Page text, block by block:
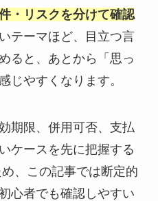
・リスクを分けて確認
テーマほど、目立つ言
ると、あとから「思っ
じやすくなります。
期限、併用可否、支払
ケースを先に把握する
、この記事では断定的
心者でも確認しやすい